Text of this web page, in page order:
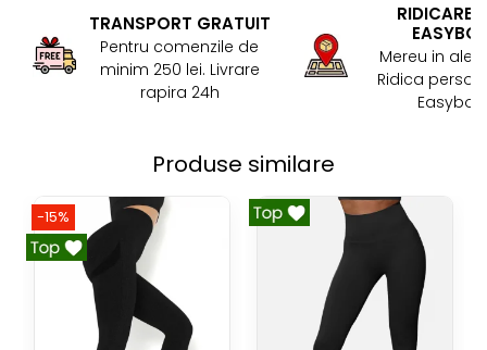
TRANSPORT GRATUIT
Pentru comenzile de
minim 250 lei. Livrare
rapira 24h
RIDICARE
Mereu in
Ridica
Easybox!
Produse similare
-15%